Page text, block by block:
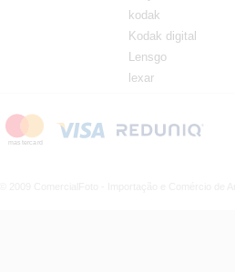
kodak
Kodak digital
Lensgo
lexar